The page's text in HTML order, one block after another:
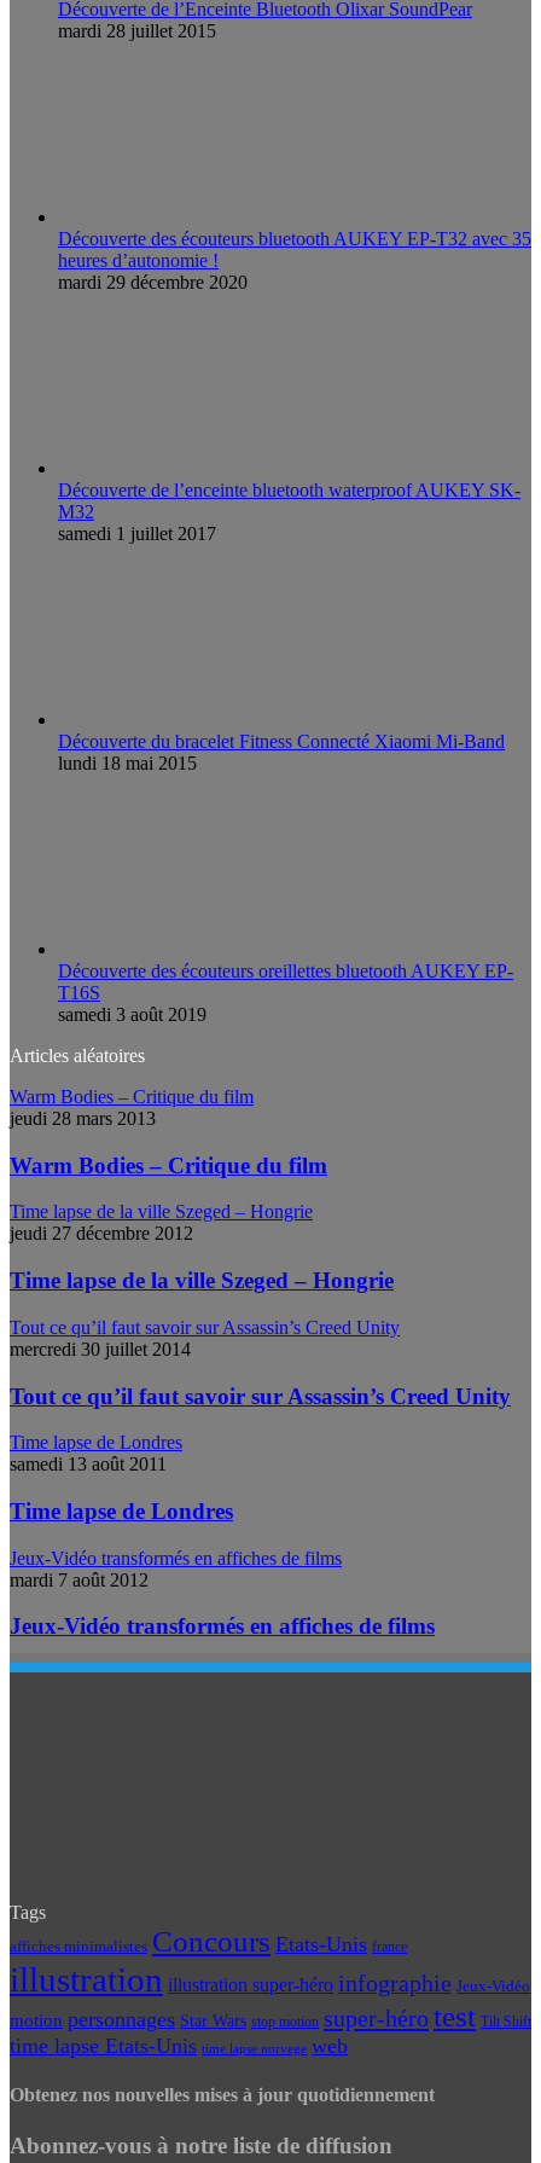
Découverte de l’Enceinte Bluetooth Olixar SoundPear
mardi 28 juillet 2015
Découverte des écouteurs bluetooth AUKEY EP-T32 avec 35
heures d’autonomie !
mardi 29 décembre 2020
Découverte de l’enceinte bluetooth waterproof AUKEY SK-
M32
samedi 1 juillet 2017
Découverte du bracelet Fitness Connecté Xiaomi Mi-Band
lundi 18 mai 2015
Découverte des écouteurs oreillettes bluetooth AUKEY EP-
T16S
samedi 3 août 2019
Articles aléatoires
Warm Bodies – Critique du film
jeudi 28 mars 2013
Warm Bodies – Critique du film
Time lapse de la ville Szeged – Hongrie
jeudi 27 décembre 2012
Time lapse de la ville Szeged – Hongrie
Tout ce qu’il faut savoir sur Assassin’s Creed Unity
mercredi 30 juillet 2014
Tout ce qu’il faut savoir sur Assassin’s Creed Unity
Time lapse de Londres
samedi 13 août 2011
Time lapse de Londres
Jeux-Vidéo transformés en affiches de films
mardi 7 août 2012
Jeux-Vidéo transformés en affiches de films
Tags
affiches minimalistes Concours Etats-Unis france
illustration illustration super-héro infographie Jeux-Vidéo
motion personnages Star Wars stop motion super-hérotest Tilt Shift
time lapse Etats-Unis time lapse norvege web
Obtenez nos nouvelles mises à jour quotidiennement
Abonnez-vous à notre liste de diffusion